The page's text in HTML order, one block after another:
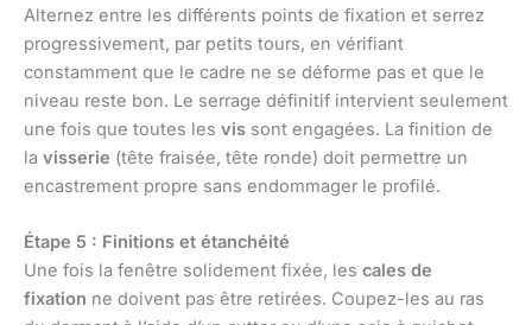
Alternez entre les différents points de fixation et serrez
progressivement, par petits tours, en vérifiant
constamment que le cadre ne se déforme pas et que le
niveau reste bon. Le serrage définitif intervient seulement
une fois que toutes les vis sont engagées. La finition de
la visserie (tête fraisée, tête ronde) doit permettre un
encastrement propre sans endommager le profilé.
Étape 5 : Finitions et étanchéité
Une fois la fenêtre solidement fixée, les cales de
fixation ne doivent pas être retirées. Coupez-les au ras